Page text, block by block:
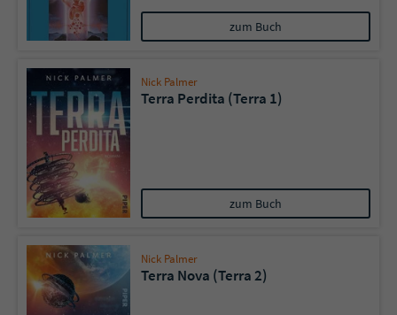
zum Buch
Nick Palmer
Terra Perdita (Terra 1)
zum Buch
Nick Palmer
Terra Nova (Terra 2)